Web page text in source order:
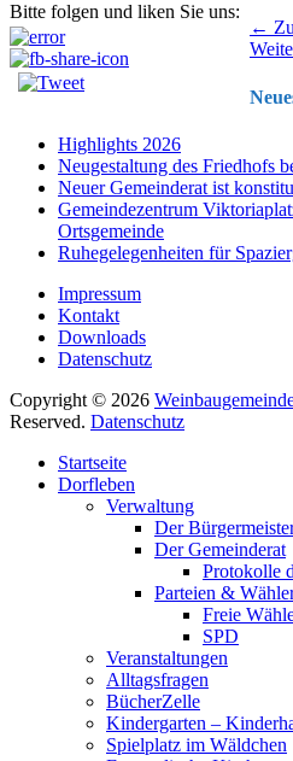
Bitte folgen und liken Sie uns:
Beitragsnavigation ←
Highlights 2026
Neugestaltung des Friedhofs
Neuer Gemeinderat ist
Gemeindezentrum
Ortsgemeinde
Ruhegelegenheiten für
Impressum
Kontakt
Downloads
Datenschutz
Copyright © 2026
Reserved. Datenschutz
oben
scrollen
Startseite
Dorfleben
Verwaltung
Der
Der Gemeinderat
Protokolle
Parteien &
Freie
SPD
Veranstaltungen
Alltagsfragen
BücherZelle
Kindergarten –
Spielplatz im Wäldchen